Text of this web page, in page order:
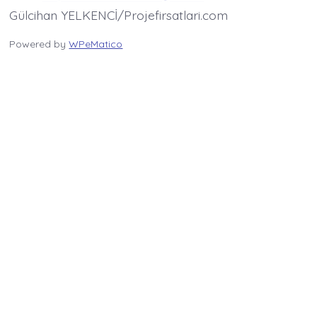
Gülcihan YELKENCİ/Projefirsatlari.com
Powered byWPeMatico